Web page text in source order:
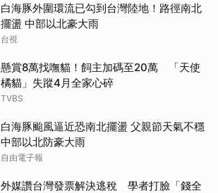
白海豚外圍環流已勾到台灣陸地！路徑南北
擺盪 中部以北豪大雨
台視
懸賞8萬找嘸貓！飼主加碼至20萬 「天使
橘貓」失蹤4月全家心碎
TVBS
白海豚颱風逼近恐南北擺盪 父親節天氣不穩
中部以北防豪大雨
自由電子報
外媒讚台灣發票解決逃稅 學者打臉「錢全